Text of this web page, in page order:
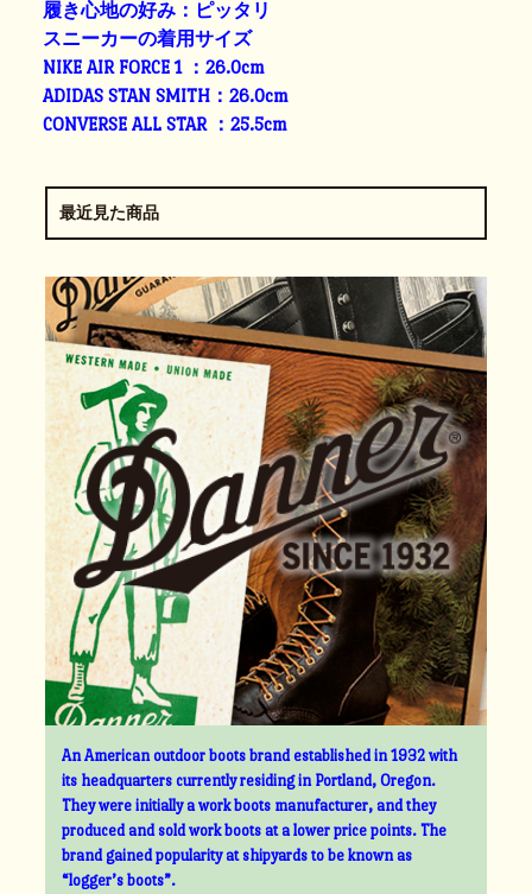
履き心地の好み：ピッタリ
スニーカーの着用サイズ
NIKE AIR FORCE 1 ：26.0cm
ADIDAS STAN SMITH：26.0cm
CONVERSE ALL STAR ：25.5cm
最近見た商品
An American outdoor boots brand established in 1932 with
its headquarters currently residing in Portland, Oregon.
They were initially a work boots manufacturer, and they
produced and sold work boots at a lower price points. The
brand gained popularity at shipyards to be known as
“logger’s boots”.